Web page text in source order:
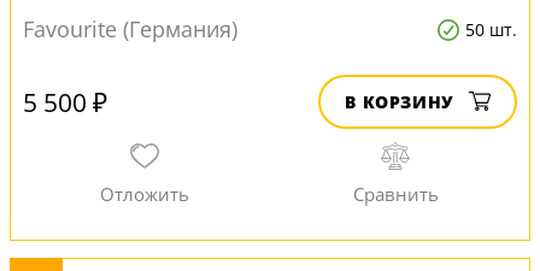
Favourite (Германия)
50 шт.
5 500 ₽ В КОРЗИНУ